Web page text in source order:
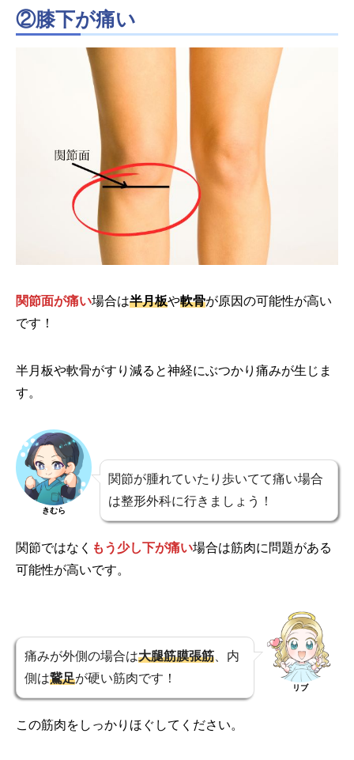
②膝下が痛い
関節面が痛い場合は半月板や軟骨が原因の可能性が高い
です！
半月板や軟骨がすり減ると神経にぶつかり痛みが生じま
す。
きむら
関節が腫れていたり歩いてて痛い場合
は整形外科に行きましょう！
関節ではなく もう少し下が痛い場合は筋肉に問題がある
可能性が高いです。
痛みが外側の場合は大腿筋膜張筋 、内
側は鵞足が硬い筋肉です！
リブ
この筋肉をしっかりほぐしてください。